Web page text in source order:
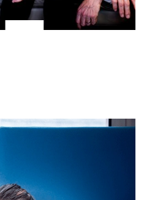
3